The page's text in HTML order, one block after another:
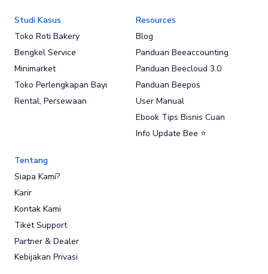
Studi Kasus
Toko Roti Bakery
Bengkel Service
Minimarket
Toko Perlengkapan Bayi
Rental, Persewaan
Resources
Blog
Panduan Beeaccounting
Panduan Beecloud 3.0
Panduan Beepos
User Manual
Ebook Tips Bisnis Cuan
Info Update Bee ⭐
Tentang
Siapa Kami?
Karir
Kontak Kami
Tiket Support
Partner & Dealer
Kebijakan Privasi